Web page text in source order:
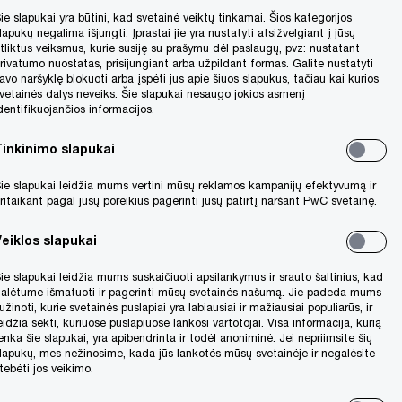
įteisinta
investuotojų
kapitalo
atidaryti
slapukai yra būtini, kad svetainė veiktų tinkamai. Šios kategorijos
negalima išjungti. Įprastai jie yra nustatyti atsižvelgiant į jūsų
veiksmus, kurie susiję su prašymu dėl paslaugų, pvz: nustatant
nuostatas, prisijungiant arba užpildant formas. Galite nustatyti
naršyklę blokuoti arba įspėti jus apie šiuos slapukus, tačiau kai kurios
dalys neveiks. Šie slapukai nesaugo jokios asmenį
informacijos.
slapukai
slapukai leidžia mums vertini mūsų reklamos kampanijų efektyvumą ir
pagal jūsų poreikius pagerinti jūsų patirtį naršant PwC svetainę.
slapukai
slapukai leidžia mums suskaičiuoti apsilankymus ir srauto šaltinius, kad
išmatuoti ir pagerinti mūsų svetainės našumą. Jie padeda mums
kurie svetainės puslapiai yra labiausiai ir mažiausiai populiarūs, ir
sekti, kuriuose puslapiuose lankosi vartotojai. Visa informacija, kurią
šie slapukai, yra apibendrinta ir todėl anoniminė. Jei nepriimsite šių
mes nežinosime, kada jūs lankotės mūsų svetainėje ir negalėsite
jos veikimo.